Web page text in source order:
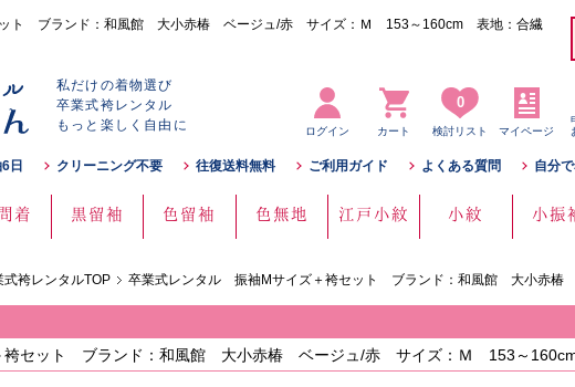
ット ブランド：和風館 大小赤椿 ベージュ/赤 サイズ：Ｍ 153～160cm 表地：合繊
私だけの着物選び
卒業式袴レンタル
もっと楽しく自由に
ログイン カート
0
検討リスト マイページ
日 クリーニング不要 往復送料無料 ご利用ガイド よくある質問 自分
着 黒留袖 色留袖 色無地 江戸小紋 小紋 小振
式袴レンタルTOP 卒業式レンタル 振袖Mサイズ＋袴セット ブランド：和風館 大小赤椿
袴セット ブランド：和風館 大小赤椿 ベージュ/赤 サイズ：Ｍ 153～